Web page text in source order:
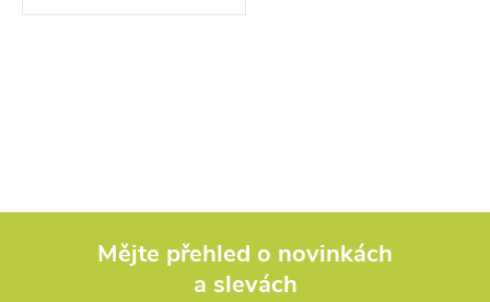
á
Mějte přehled o novinkách
a slevách